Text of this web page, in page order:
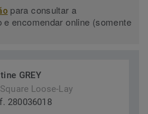
para consultar a
e encomendar online (somente
GREY
Loose-Lay
280036018